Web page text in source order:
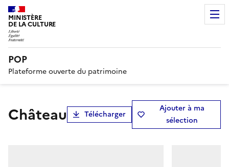
MINISTÈRE
DE LA CULTURE
POP
Plateforme ouverte du patrimoine
Château Télécharger
Ajouter à ma
sélection